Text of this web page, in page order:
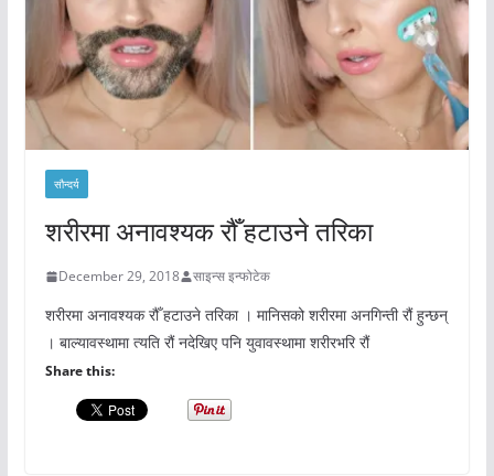
सौन्दर्य
शरीरमा अनावश्यक रौँ हटाउने तरिका
December 29, 2018 साइन्स इन्फोटेक
शरीरमा अनावश्यक रौँ हटाउने तरिका । मानिसको शरीरमा अनगिन्ती रौं हुन्छन्
। बाल्यावस्थामा त्यति रौं नदेखिए पनि युवावस्थामा शरीरभरि रौं
Share this: